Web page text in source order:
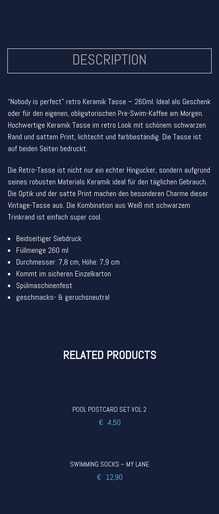
DESCRIPTION
“Nobody is perfect” retro Keramik Tasse – 260ml. Ideal als Geschenk
oder für den eigenen, obligatorischen Pre-Swim-Kaffee am Morgen.
Hochwertige Keramik Tasse im retro Look mit schönem schwarzen
Rand und sattem Print, lichtecht und farbbeständig. Die Tasse ist
auf beiden Seiten bedruckt.
Die Retro-Tasse ist nicht nur ein echter Hingucker, sondern aufgrund
seines robusten Materials Keramik ideal für den täglichen Gebrauch.
Die Optik und der satte Print machen den besonderen Charme dieser
Vintage-Tasse aus. Die Kombination aus Weiß mit schwarzem
Trinkrand ist einfach super cool.
Beidseitiger Siebdruck
Füllmenge 260 ml
Durchmesser: 7,8 cm, Höhe: 7,9 cm
Kommt im sicheren Einzelkarton
Spülmaschinenfest
geschmacks- & geruchsneutral
RELATED PRODUCTS
POOL POSTCARD SET VOL 2
€ 4,50
SWIMMING SOCKS – MY LANE
€ 12,90